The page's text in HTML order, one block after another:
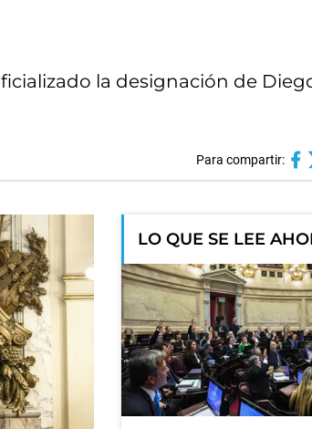
la designación de
Para compartir:
LO QUE SE LEE